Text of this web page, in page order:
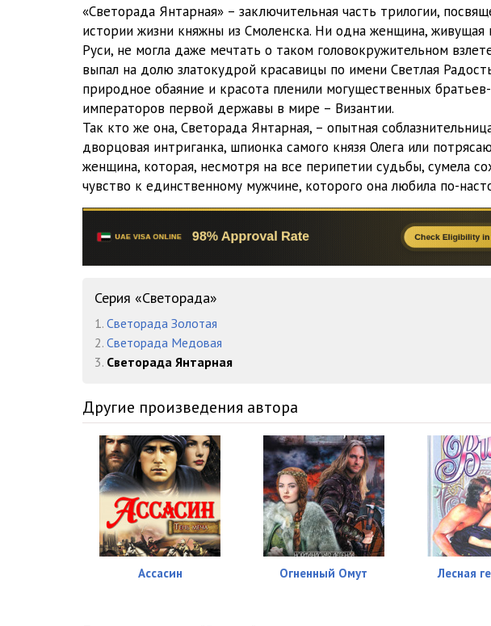
Svetorada_amber_008
Svetorada_amber_009
Svetorada_amber_010
Svetorada_amber_011
Svetorada_amber_012
Svetorada_amber_013
Svetorada_amber_014
Svetorada_amber_015
Svetorada_amber_017
Svetorada_amber_018
Svetorada_amber_019
Svetorada_amber_020
Svetorada_amber_021
Svetorada_amber_022
Svetorada_amber_023
Svetorada_amber_024
Svetorada_amber_025
«Светорада Янтарная» – заключительная часть трилогии,
истории жизни княжны из Смоленска. Ни одна женщина,
Руси, не могла даже мечтать о таком головокружительном
выпал на долю златокудрой красавицы по имени Светлая
природное обаяние и красота пленили могущественных братьев-
императоров первой державы в мире – Византии.
Так кто же она, Светорада Янтарная, – опытная
дворцовая интриганка, шпионка самого князя Олега или
женщина, которая, несмотря на все перипетии судьбы, сумела
чувство к единственному мужчине, которого она любила по-
Серия «Светорада»
1. Светорада Золотая
2. Светорада Медовая
3. Светорада Янтарная
Другие произведения автора
Ассасин Огненный Омут Лесная